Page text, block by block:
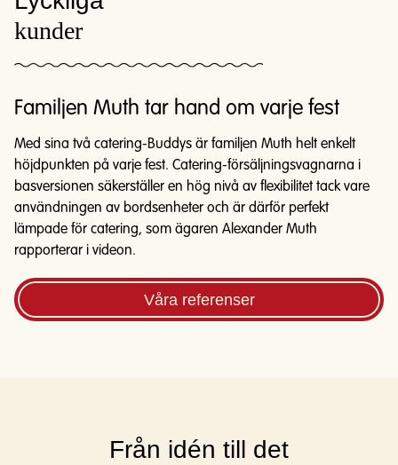
kunder
Familjen Muth tar hand om varje fest
Med sina två catering-Buddys är familjen Muth helt enkelt
höjdpunkten på varje fest. Catering-försäljningsvagnarna i
basversionen säkerställer en hög nivå av flexibilitet tack vare
användningen av bordsenheter och är därför perfekt
lämpade för catering, som ägaren Alexander Muth
rapporterar i videon.
Våra referenser
Från idén till det